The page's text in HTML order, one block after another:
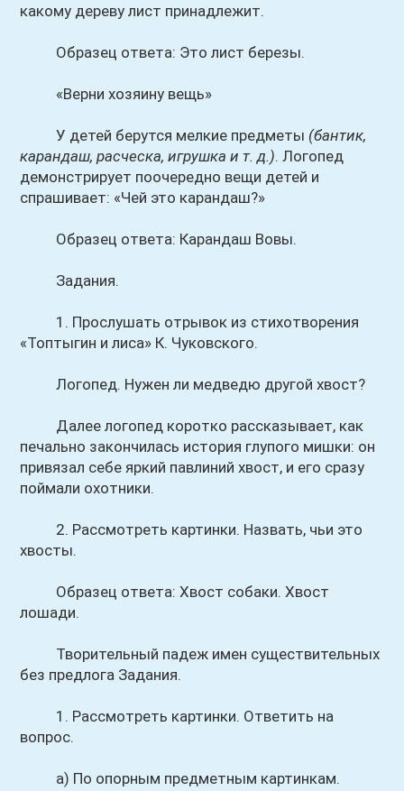
какому дереву лист принадлежит.
Образец ответа: Это лист березы.
«Верни хозяину вещь»
У детей берутся мелкие предметы (бантик,
карандаш, расческа, игрушка и т. д.). Логопед
демонстрирует поочередно вещи детей и
спрашивает: «Чей это карандаш?»
Образец ответа: Карандаш Вовы.
Задания.
1. Прослушать отрывок из стихотворения
«Топтыгин и лиса» К. Чуковского.
Логопед. Нужен ли медведю другой хвост?
Далее логопед коротко рассказывает, как
печально закончилась история глупого мишки: он
привязал себе яркий павлиний хвост, и его сразу
поймали охотники.
2. Рассмотреть картинки. Назвать, чьи это
хвосты.
Образец ответа: Хвост собаки. Хвост
лошади.
Творительный падеж имен существительных
без предлога Задания.
1. Рассмотреть картинки. Ответить на
вопрос.
а) По опорным предметным картинкам.